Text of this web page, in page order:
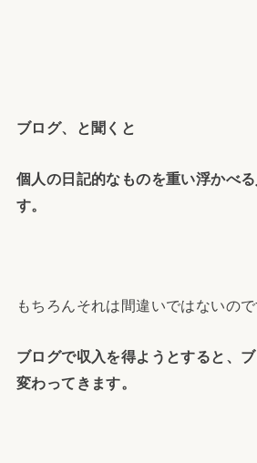
ブログ、と聞くと
個人の日記的なものを重い浮かべ
す。
もちろんそれは間違いではないので
ブログで収入を得ようとすると、
変わってきます。